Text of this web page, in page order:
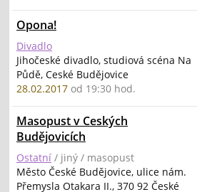
Opona!
Divadlo
Jihočeské divadlo, studiová scéna Na
Půdě, Ceské Budějovice
28.02.2017 od 19:30 hod.
Masopust v Ceských
Budějovicích
Ostatní / jiný / masopust
Město České Budějovice, ulice nám.
Přemysla Otakara II., 370 92 České